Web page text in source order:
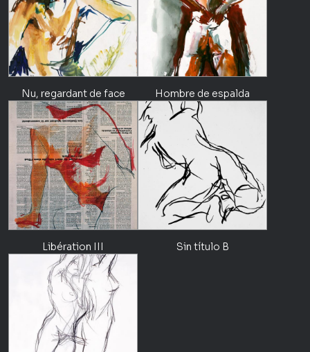
Nu, regardant de face Hombre de espalda
Libération III Sin título B